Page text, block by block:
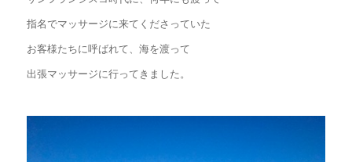
指名でマッサージに来てくださっていた
お客様たちに呼ばれて、海を渡って
出張マッサージに行ってきました。